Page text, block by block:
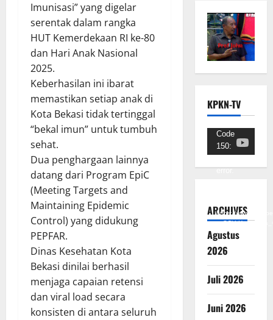
Imunisasi” yang digelar
serentak dalam rangka
HUT Kemerdekaan RI ke-80
dan Hari Anak Nasional
2025.
Keberhasilan ini ibarat
memastikan setiap anak di
Kota Bekasi tidak tertinggal
“bekal imun” untuk tumbuh
sehat.
Dua penghargaan lainnya
datang dari Program EpiC
(Meeting Targets and
Maintaining Epidemic
Control) yang didukung
PEPFAR.
Dinas Kesehatan Kota
Bekasi dinilai berhasil
menjaga capaian retensi
dan viral load secara
konsisten di antara seluruh
KPKN-TV
Pemutar
Video
Code
150:
error.
https://
ARCHIVES
Agustus
2026
Juli 2026
Juni 2026